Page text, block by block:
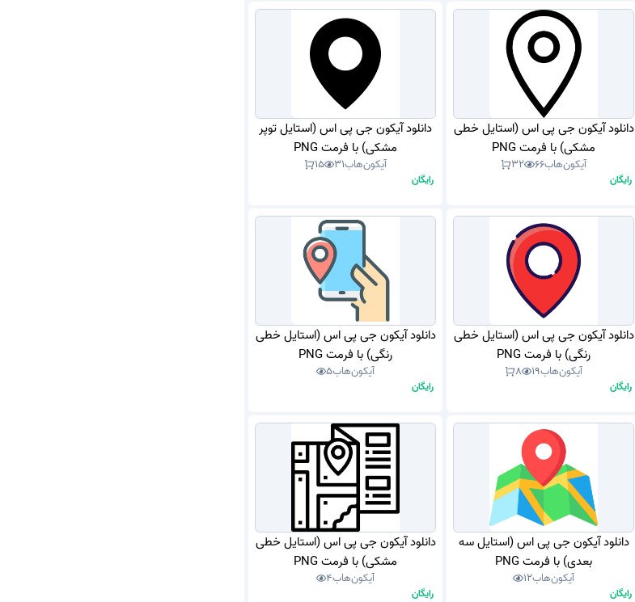
دانلود آیکون جی پی اس (استایل خطی
مشکی) با فرمت PNG
آیکون‌هاب66
32
رایگان
دانلود آیکون جی پی اس (استایل توپر
مشکی) با فرمت PNG
آیکون‌هاب31
15
رایگان
دانلود آیکون جی پی اس (استایل خطی
رنگی) با فرمت PNG
آیکون‌هاب19
8
رایگان
دانلود آیکون جی پی اس (استایل خطی
رنگی) با فرمت PNG
آیکون‌هاب5
رایگان
دانلود آیکون جی پی اس (استایل سه
بعدی) با فرمت PNG
آیکون‌هاب12
رایگان
دانلود آیکون جی پی اس (استایل خطی
مشکی) با فرمت PNG
آیکون‌هاب4
رایگان